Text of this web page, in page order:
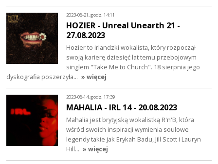
2023-08-21, godz. 14:11
HOZIER - Unreal Unearth 21 -
27.08.2023
Hozier to irlandzki wokalista, który rozpoczął
swoją karierę dziesięć lat temu przebojowym
singlem "Take Me to Church". 18 sierpnia jego
dyskografia poszerzyła… » więcej
2023-08-14, godz. 17:39
MAHALIA - IRL 14 - 20.08.2023
Mahalia jest brytyjską wokalistką R'n'B, która
wśród swoich inspiracji wymienia soulowe
legendy takie jak Erykah Badu, Jill Scott i Lauryn
Hill… » więcej